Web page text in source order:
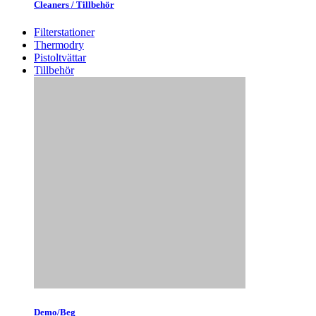
Cleaners / Tillbehör
Filterstationer
Thermodry
Pistoltvättar
Tillbehör
Demo/Beg